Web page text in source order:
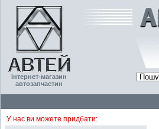
інтернет-магазин
автозапчастин
У нас ви можете придбати: